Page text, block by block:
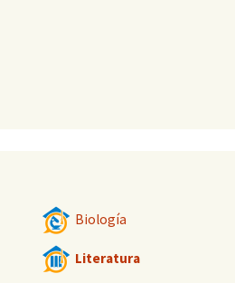
Biología
Literatura